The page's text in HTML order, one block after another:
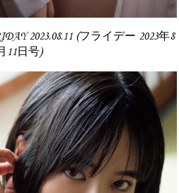
2023.08.11 (フライデー 2023年8
11日号)